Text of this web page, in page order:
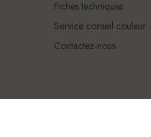
Fiches techniques
Service conseil couleur
Contactez-nous